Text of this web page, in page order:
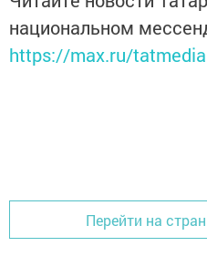
национальном
https://max.ru/tatmedia
Перейти на